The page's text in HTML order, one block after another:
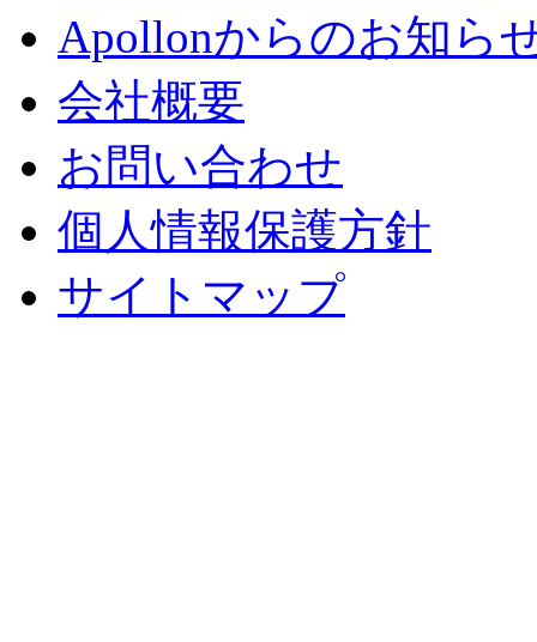
Apollonからのお知ら
会社概要
お問い合わせ
個人情報保護方針
サイトマップ